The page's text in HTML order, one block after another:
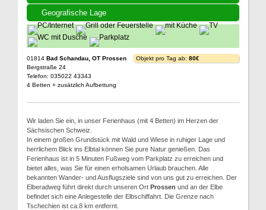
Geografische Lage
01814 Bad Schandau, OT Prossen
Bergstraße 24
Telefon: 035022 43343
4 Betten + zusätzlich Aufbettung
Objekt pro Tag ab: 80€
Wir laden Sie ein, in unser Ferienhaus (mit 4 Betten) im Herzen der
Sächsischen Schweiz.
In einem großen Grundstück mit Wald und Wiese in ruhiger Lage und
herrlichem Blick ins Elbtal können Sie pure Natur genießen. Das
Ferienhaus ist in 5 Minuten Fußweg vom Parkplatz zu erreichen und
bietet alles, was Sie für einen erholsamen Urlaub brauchen. Alle
bekannten Wander- und Ausflugsziele sind von uns gut zu erreichen. Der
Elberadweg führt direkt durch unseren Ort Prossen und an der Elbe
befindet sich eine Anlegestelle der Elbschiffahrt. Die Grenze nach
Tschechien ist ca.8 km entfernt.